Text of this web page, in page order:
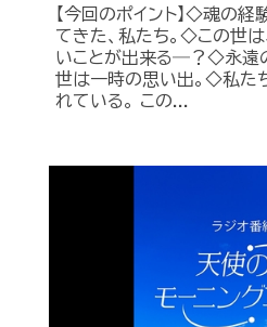
【今回のポイント】◇魂の
てきた、私たち。◇この世
いことが出来る―？◇永遠
世は一時の思い出。◇私た
れている。 この...